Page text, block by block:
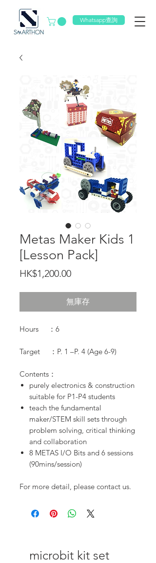
Whatsapp查詢
Metas Maker Kids 1
[Lesson Pack]
HK$1,200.00價
無庫存
Hours ：6
Target ：P. 1 –P. 4 (Age 6-9)
Contents：
purely electronics & construction
suitable for P1-P4 students
teach the fundamental
maker/STEM skill sets through
problem solving, critical thinking
and collaboration
8 METAS I/O Bits and 6 sessions
(90mins/session)
For more detail, please contact us.
microbit kit set